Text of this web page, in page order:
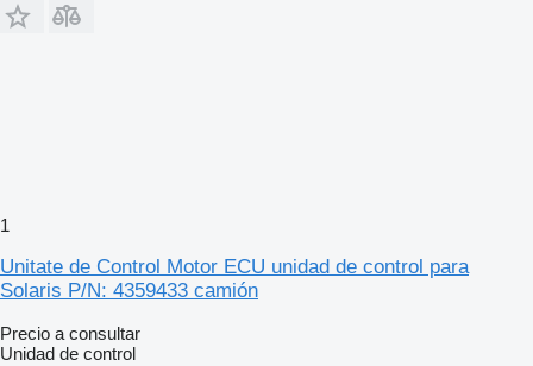
1
Unitate de Control Motor ECU unidad de control para
Solaris P/N: 4359433 camión
Precio a consultar
Unidad de control